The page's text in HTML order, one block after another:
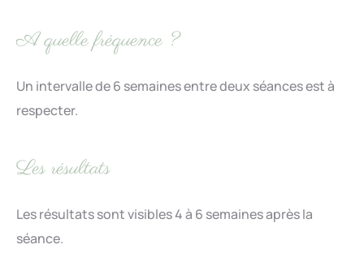
A quelle fréquence ?
Un intervalle de 6 semaines entre deux séances est à
respecter.
Les résultats
Les résultats sont visibles 4 à 6 semaines après la
séance.